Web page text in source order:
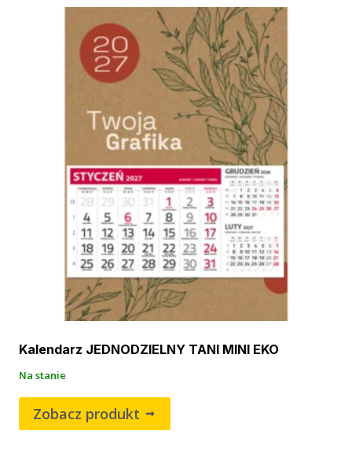
Kalendarz JEDNODZIELNY TANI MINI EKO
Na stanie
Zobacz produkt